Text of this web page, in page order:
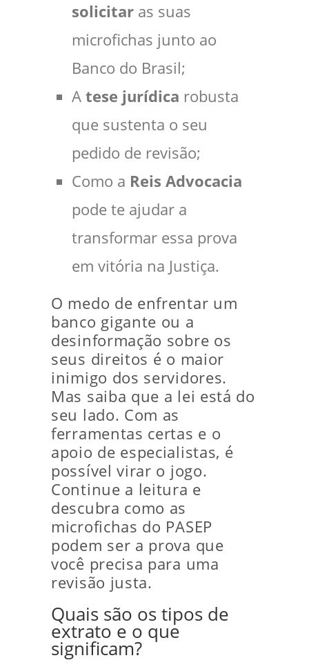
solicitar as suas
microfichas junto ao
Banco do Brasil;
A tese jurídica robusta
que sustenta o seu
pedido de revisão;
Como a Reis Advocacia
pode te ajudar a
transformar essa prova
em vitória na Justiça.
O medo de enfrentar um
banco gigante ou a
desinformação sobre os
seus direitos é o maior
inimigo dos servidores.
Mas saiba que a lei está do
seu lado. Com as
ferramentas certas e o
apoio de especialistas, é
possível virar o jogo.
Continue a leitura e
descubra como as
microfichas do PASEP
podem ser a prova que
você precisa para uma
revisão justa.
Quais são os tipos de
extrato e o que
significam?